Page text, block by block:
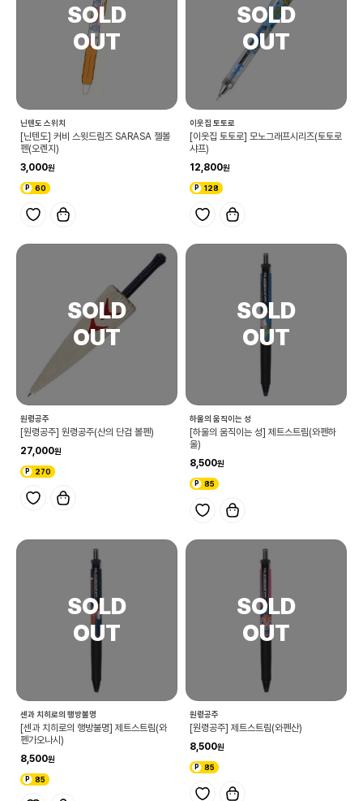
닌텐도 스위치
[닌텐도] 커비 스윗드림즈 SARASA 젤볼
펜(오렌지)
3,000
60
이웃집 토토로
[이웃집 토토로] 모노그래프시리즈(토토로
샤프)
12,800
128
원령공주
[원령공주] 원령공주(산의 단검 볼펜)
27,000
270
하울의 움직이는 성
[하울의 움직이는 성] 제트스트림(와펜하
울)
8,500
85
센과 치히로의 행방불명
[센과 치히로의 행방불명] 제트스트림(와
펜가오나시)
8,500
85
원령공주
[원령공주] 제트스트림(와펜산)
8,500
85